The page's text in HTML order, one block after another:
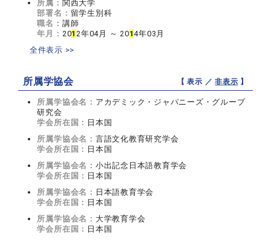
所属： 関西大学
部署名： 留学生別科
職名： 講師
年月： 2012年04月 ～ 2014年03月
全件表示 >>
所属学協会 【 表示 ／非表示 】
所属学協会名： アカデミック・ジャパニーズ・グループ
研究会
学会所在国： 日本国
所属学協会名： 言語文化教育研究学会
学会所在国： 日本国
所属学協会名： 小出記念日本語教育学会
学会所在国： 日本国
所属学協会名： 日本語教育学会
学会所在国： 日本国
所属学協会名： 大学教育学会
学会所在国： 日本国